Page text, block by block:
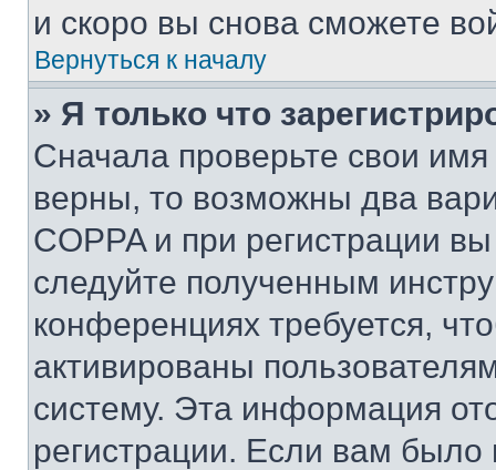
и скоро вы снова сможете
Вернуться к началу
» Я только что
Сначала проверьте свои
верны, то возможны два
COPPA и при регистрации
следуйте полученным
конференциях требуется,
активированы
систему. Эта информация
регистрации. Если вам